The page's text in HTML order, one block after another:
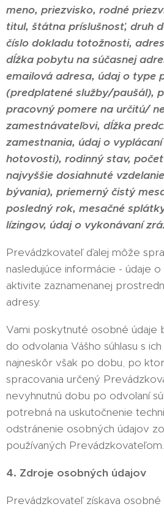
meno, priezvisko, rodné
titul, štátna príslušnosť, druh
číslo dokladu totožnosti,
dĺžka pobytu na súčasnej
emailová adresa, údaj o type
(predplatené služby/paušál),
pracovný pomere na určitú/
zamestnávateľovi, dĺžka
zamestnania, údaj o
hotovosti), rodinný stav,
najvyššie dosiahnuté
bývania), priemerný čistý
posledný rok, mesačné
lízingov, údaj o vykonávaní
Prevádzkovateľ ďalej môže
nasledujúce informácie - údaje
aktivite zaznamenanej
adresy.
Vami poskytnuté osobné údaje
do odvolania Vášho súhlasu s
najneskôr však po dobu, po
spracovania určený
nevyhnutnú dobu po odvolaní
potrebná na uskutočnenie
odstránenie osobných údajov
používaných Prevádzkovateľom.
4. Zdroje osobných údajov
Prevádzkovateľ získava